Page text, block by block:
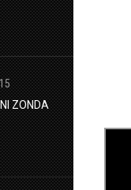
ZONDA